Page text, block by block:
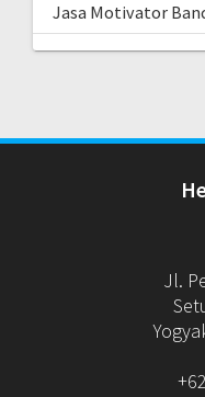
Jasa Motivator
Jl.